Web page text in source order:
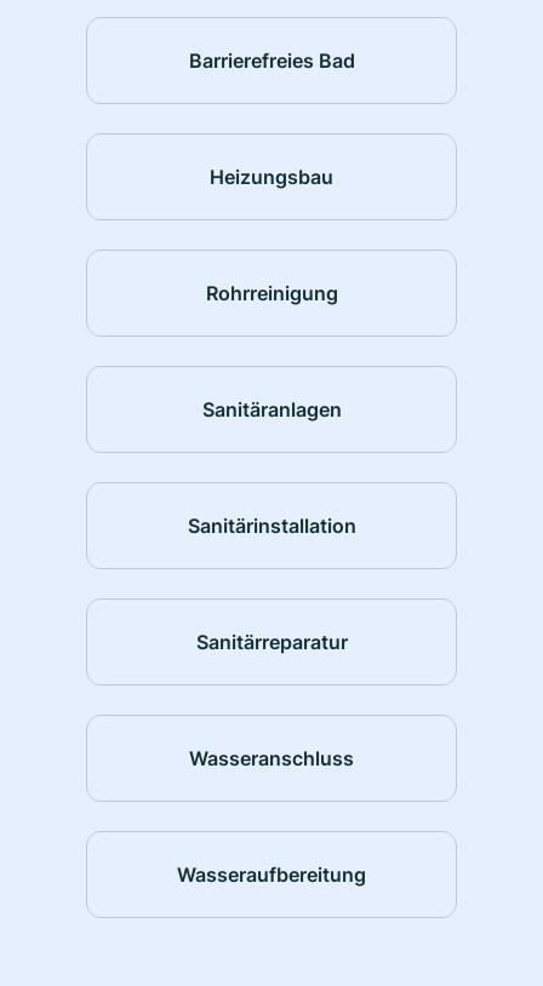
Barrierefreies Bad
Heizungsbau
Rohrreinigung
Sanitäranlagen
Sanitärinstallation
Sanitärreparatur
Wasseranschluss
Wasseraufbereitung